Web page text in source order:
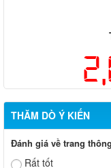
THĂM DÒ Ý KIẾN
Đánh giá về trang
Rất tốt